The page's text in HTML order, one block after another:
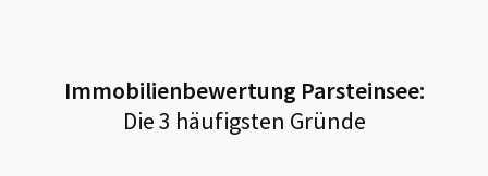
Immobilienbewertung Parsteinsee:
Die 3 häufigsten Gründe